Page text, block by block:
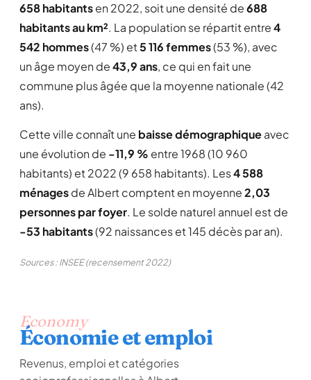
658 habitantsen 2022, soit une densité de688
habitants au km². La population se répartit entre4
542 hommes(47 %) et5 116 femmes(53 %), avec
un âge moyen de43,9 ans, ce qui en fait une
commune plus âgée que la moyenne nationale (42
ans).
Cette ville connaît une baisse démographiqueavec
une évolution de -11,9 % entre 1968 (10 960
habitants) et 2022 (9 658 habitants). Les4 588
ménagesde Albert comptent en moyenne2,03
personnes par foyer. Le solde naturel annuel est de
-53 habitants(92 naissances et 145 décès par an).
Sources : INSEE (recensement 2022)
Economy
Économie et emploi
Revenus, emploi et catégories